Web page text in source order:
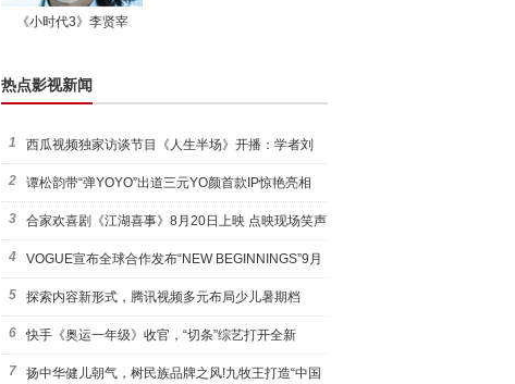
《小时代3》李贤宰
热点影视新闻
1 西瓜视频独家访谈节目《人生半场》开播：学者刘
擎、脱口秀
2 谭松韵带“弹YOYO”出道三元YO颜首款IP惊艳亮相
3 合家欢喜剧《江湖喜事》8月20日上映 点映现场笑声
不断
4 VOGUE宣布全球合作发布“NEW BEGINNINGS”9月
刊 ——《
5 探索内容新形式，腾讯视频多元布局少儿暑期档
6 快手《奥运一年级》收官，“切条”综艺打开全新
追“综”模
7 扬中华健儿朝气，树民族品牌之风!九牧王打造“中国